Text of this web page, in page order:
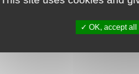
OK, accept all
Mot de
oublié ?